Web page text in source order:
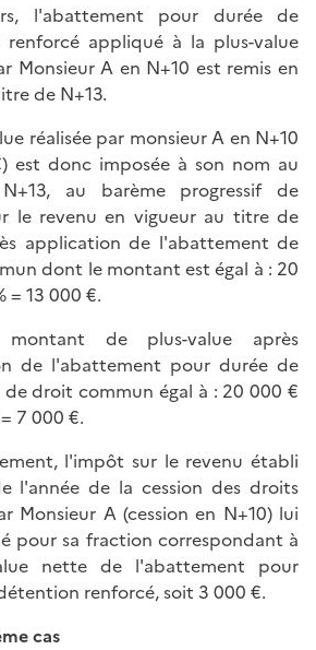
l'abattement pour durée de
appliqué à la plus-value
Monsieur A en N+10 est remis en
de N+13.
réalisée par monsieur A en N+10
est donc imposée à son nom au
au barème progressif de
le revenu en vigueur au titre de
application de l'abattement de
dont le montant est égal à : 20
= 13 000 €.
de plus-value après
de l'abattement pour durée de
droit commun égal à : 20 000 €
7 000 €.
l'impôt sur le revenu établi
l'année de la cession des droits
Monsieur A (cession en N+10) lui
pour sa fraction correspondant à
nette de l'abattement pour
renforcé, soit 3 000 €.
cas